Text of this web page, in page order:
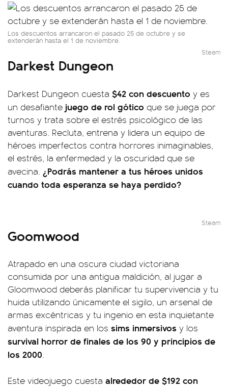
Los descuentos arrancaron el pasado 25 de octubre y se
extenderán hasta el 1 de noviembre.
Steam
Darkest Dungeon
Darkest Dungeon cuesta $42 con descuento y es
un desafiante juego de rol gótico que se juega por
turnos y trata sobre el estrés psicológico de las
aventuras. Recluta, entrena y lidera un equipo de
héroes imperfectos contra horrores inimaginables,
el estrés, la enfermedad y la oscuridad que se
avecina. ¿Podrás mantener a tus héroes unidos
cuando toda esperanza se haya perdido?
Steam
Goomwood
Atrapado en una oscura ciudad victoriana
consumida por una antigua maldición, al jugar a
Gloomwood deberás planificar tu supervivencia y tu
huida utilizando únicamente el sigilo, un arsenal de
armas excéntricas y tu ingenio en esta inquietante
aventura inspirada en los sims inmersivos y los
survival horror de finales de los 90 y principios de
los 2000.
Este videojuego cuesta alrededor de $192 con